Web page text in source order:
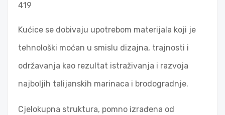
419
Kućice se dobivaju upotrebom materijala koji je
tehnološki moćan u smislu dizajna, trajnosti i
održavanja kao rezultat istraživanja i razvoja
najboljih talijanskih marinaca i brodogradnje.
Cjelokupna struktura, pomno izrađena od